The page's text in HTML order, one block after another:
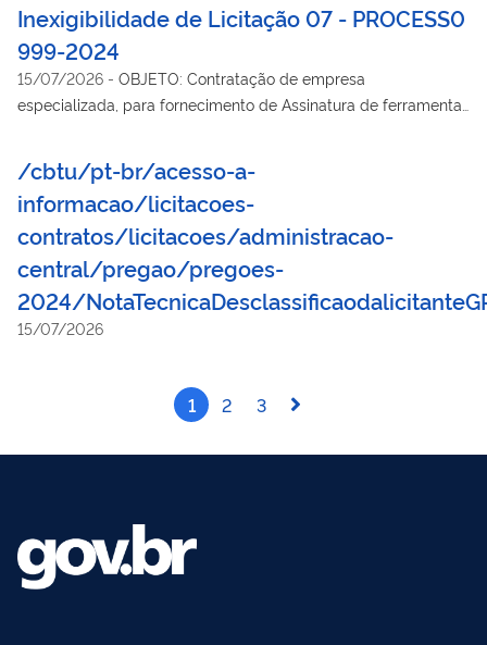
Inexigibilidade de Licitação 07 - PROCESS0
999-2024
15/07/2026 - OBJETO: Contratação de empresa
especializada, para fornecimento de Assinatura de ferramenta
/cbtu/pt-br/acesso-a-
informacao/licitacoes-
contratos/licitacoes/administracao-
central/pregao/pregoes-
2024/
15/07/2026
1 2 3